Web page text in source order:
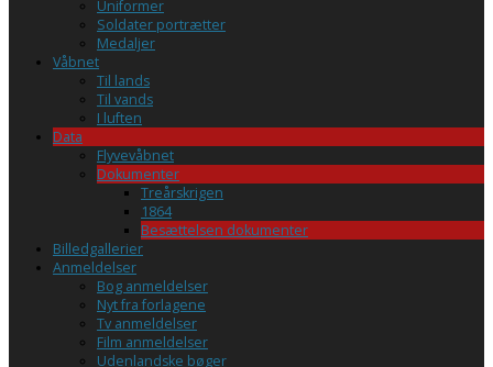
Uniformer
Soldater portrætter
Medaljer
Våbnet
Til lands
Til vands
I luften
Data
Flyvevåbnet
Dokumenter
Treårskrigen
1864
Besættelsen dokumenter
Billedgallerier
Anmeldelser
Bog anmeldelser
Nyt fra forlagene
Tv anmeldelser
Film anmeldelser
Udenlandske bøger